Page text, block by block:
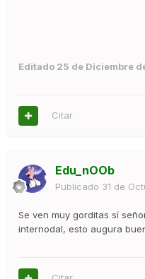
Editado 25 de Diciembre
Citar
Edu_nOOb
Publicado 31 de
Se ven muy gorditas sí
internodal, esto augura